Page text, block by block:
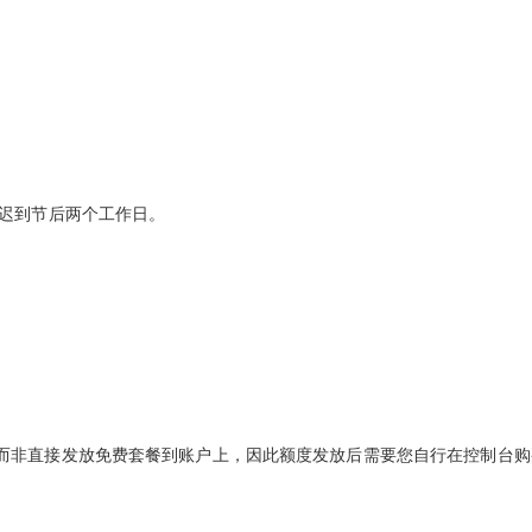
到节后两个工作日。
直接发放免费套餐到账户上，因此额度发放后需要您自行在控制台